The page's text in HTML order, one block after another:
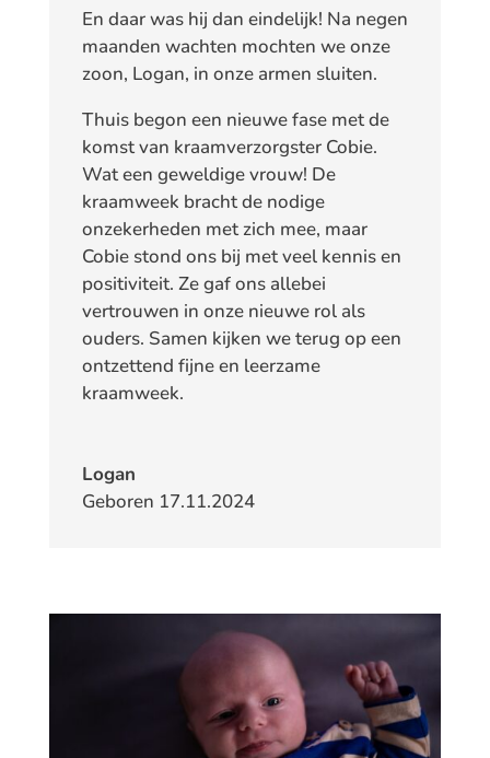
En daar was hij dan eindelijk! Na negen
maanden wachten mochten we onze
zoon, Logan, in onze armen sluiten.
Thuis begon een nieuwe fase met de
komst van kraamverzorgster Cobie.
Wat een geweldige vrouw! De
kraamweek bracht de nodige
onzekerheden met zich mee, maar
Cobie stond ons bij met veel kennis en
positiviteit. Ze gaf ons allebei
vertrouwen in onze nieuwe rol als
ouders. Samen kijken we terug op een
ontzettend fijne en leerzame
kraamweek.
Logan
Geboren 17.11.2024